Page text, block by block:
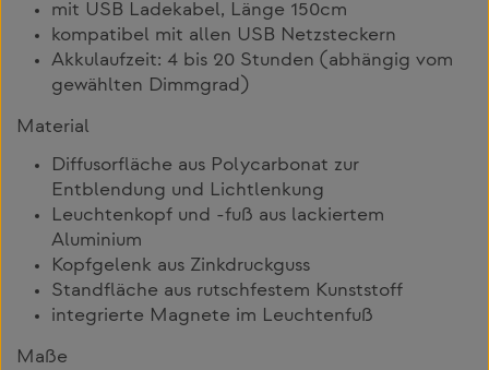
mit USB Ladekabel, Länge 150cm
kompatibel mit allen USB Netzsteckern
Akkulaufzeit: 4 bis 20 Stunden (abhängig vom
gewählten Dimmgrad)
Material
Diffusorfläche aus Polycarbonat zur
Entblendung und Lichtlenkung
Leuchtenkopf und -fuß aus lackiertem
Aluminium
Kopfgelenk aus Zinkdruckguss
Standfläche aus rutschfestem Kunststoff
integrierte Magnete im Leuchtenfuß
Maße